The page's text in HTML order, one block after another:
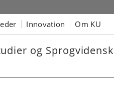
Innovation Om KU
og